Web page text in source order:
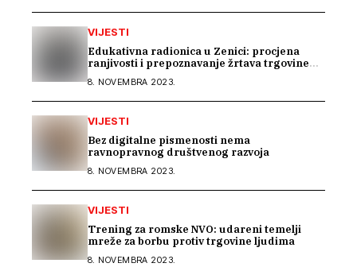
VIJESTI
Edukativna radionica u Zenici: procjena
ranjivosti i prepoznavanje žrtava trgovine
8. NOVEMBRA 2023.
VIJESTI
Bez digitalne pismenosti nema
ravnopravnog društvenog razvoja
8. NOVEMBRA 2023.
VIJESTI
Trening za romske NVO: udareni temelji
mreže za borbu protiv trgovine ljudima
8. NOVEMBRA 2023.